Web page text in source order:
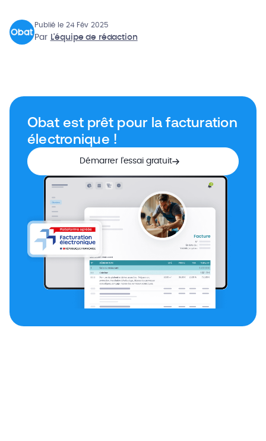
Publié le 24 Fév 2025
Par L'équipe de rédaction
Obat est prêt pour la facturation
électronique !
Démarrer l’essai gratuit